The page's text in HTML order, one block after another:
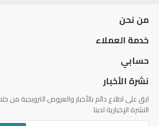
من نحن
خدمة العملاء
حسابي
نشرة الأخبار
ابق على اطلاع دائم بالأخبار والعروض الترويجية من
النشرة الإخبارية لدينا